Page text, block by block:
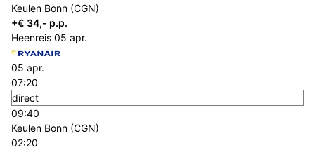
Keulen Bonn (CGN)
+€ 34,- p.p.
Heenreis 05 apr.
05 apr.
07:20
direct
09:40
Keulen Bonn (CGN)
02:20